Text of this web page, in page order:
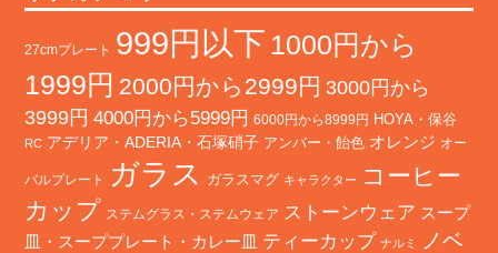
27cmプレート 999円以下 1000円から
1999円 2000円から2999円 3000円から
3999円 4000円から5999円 6000円から8999円 HOYA・保谷
RC アデリア・ADERIA・石塚硝子 アンバー・飴色 オレンジ オー
バルプレート ガラス ガラスマグ キャラクター
コーヒー
カップ ステムグラス・ステムウェア ストーンウェア スープ
皿・スーププレート・カレー皿 ティーカップ ナルミ
ノベ